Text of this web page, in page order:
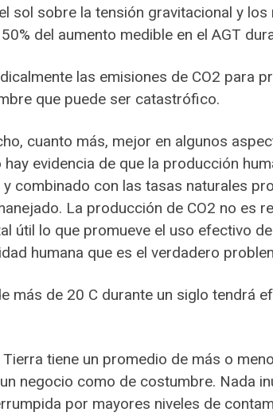
sol sobre la tensión gravitacional y los
del aumento medible en el AGT
las emisiones de CO2 para
que puede ser catastrófico.
cuanto más, mejor en algunos
evidencia de que la producción
combinado con las tasas naturales
La producción de CO2 no es
útil lo que promueve el uso efectivo
humana que es el verdadero
más de 20 C durante un siglo tendrá
tiene un promedio de más o
negocio como de costumbre. Nada
por mayores niveles de